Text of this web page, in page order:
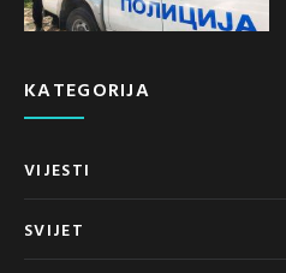
KATEGORIJA
VIJESTI
SVIJET